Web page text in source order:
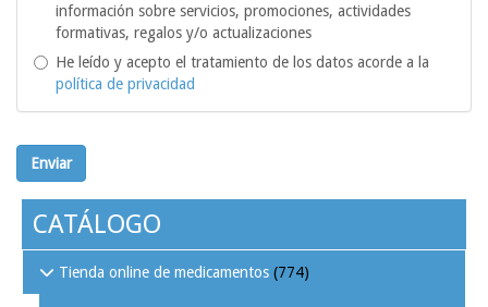
información sobre servicios, promociones, actividades
formativas, regalos y/o actualizaciones
He leído y acepto el tratamiento de los datos acorde a la
política de privacidad
Enviar
CATÁLOGO
Tienda online de medicamentos (774)